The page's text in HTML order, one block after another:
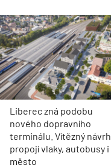
Liberec zná podobu
nového dopravního
terminálu. Vítězný návrh
propojí vlaky, autobusy i
město